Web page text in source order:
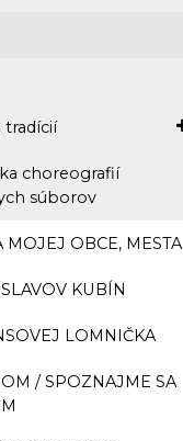
tradícií
choreografií
súborov
MOJEJ OBCE, MESTA
KUBÍN
LOMNIČKA
/ SPOZNAJME SA